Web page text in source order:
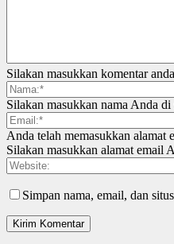
Silakan masukkan komentar
Silakan masukkan nama Anda di
Anda telah memasukkan alamat
Silakan masukkan alamat email
Simpan nama, email, dan